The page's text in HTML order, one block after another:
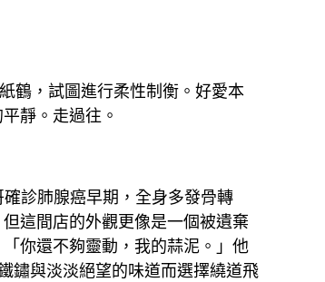
鶴，試圖進行柔性制衡。好愛本
靜。走過往。
診肺腺癌早期，全身多發骨轉
這間店的外觀更像是一個被遺棄
你還不夠靈動，我的蒜泥。」他
鏽與淡淡絕望的味道而選擇繞道飛